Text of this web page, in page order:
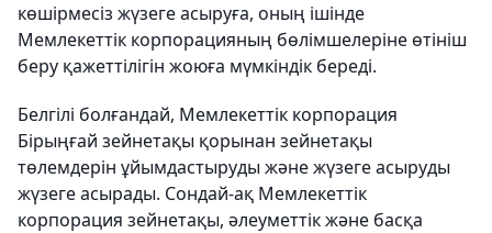
көшірмесіз жүзеге асыруға, оның ішінде
Мемлекеттік корпорацияның бөлімшелеріне өтініш
беру қажеттілігін жоюға мүмкіндік береді.
Белгілі болғандай, Мемлекеттік корпорация
Бірыңғай зейнетақы қорынан зейнетақы
төлемдерін ұйымдастыруды және жүзеге асыруды
жүзеге асырады. Сондай-ақ Мемлекеттік
корпорация зейнетақы, әлеуметтік және басқа